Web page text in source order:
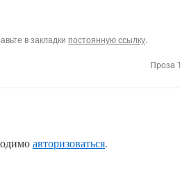
в закладки постоянную ссылку.
Проза
авторизоваться.